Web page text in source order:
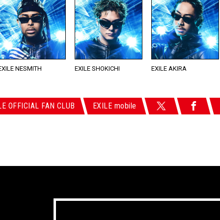
NESMITH EXILE SHOKICHI EXILE AKIRA
OFFICIAL FAN CLUB EXILE mobile